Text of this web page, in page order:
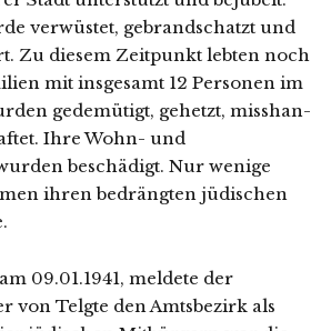
ver­wüs­tet, gebrand­schatzt und
Zu die­sem Zeitpunkt leb­ten noch
mit ins­ge­samt 12 Personen im
gede­mü­tigt, gehetzt, miss­han­
Ihre Wohn- und
beschä­digt. Nur weni­ge
ihren bedräng­ten jüdi­schen
09.01.1941, mel­de­te der
von Telgte den Amtsbezirk als